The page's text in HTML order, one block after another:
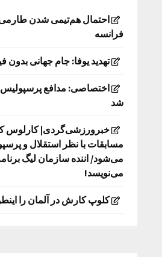
احتمال هم‌تیمی شدن طارمی
فرانسه
تهدید یوفا: جام جهانی بدون
اختصاصی: مدافع
شد
خبرورزشی‌گردی| کارلوس
مسابقات با نظر استقلال و
می‌شود/ اننده سازمان لیگ
می‌نویسد!
کلوپ کارش در آلمان را